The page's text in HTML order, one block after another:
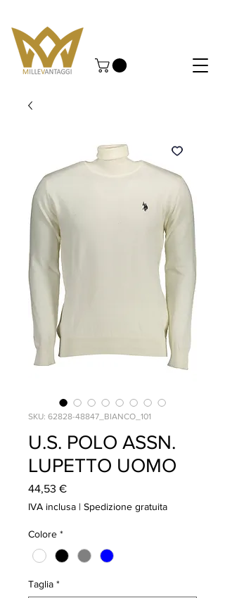
SKU: 62828-48847_BIANCO_101
U.S. POLO ASSN.
LUPETTO UOMO
44,53 €Prezzo
IVA inclusa | Spedizione gratuita
Colore *
Taglia *